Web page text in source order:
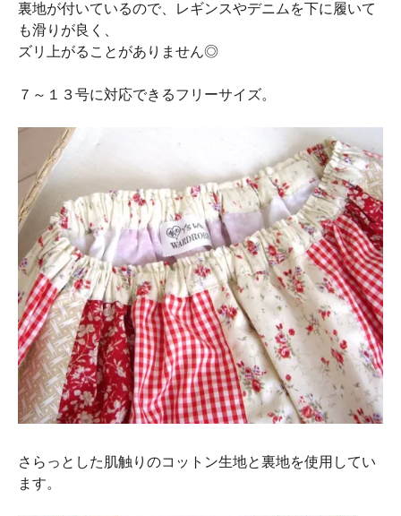
裏地が付いているので、レギンスやデニムを下に履いて
も滑りが良く、
ズリ上がることがありません◎
７～１３号に対応できるフリーサイズ。
さらっとした肌触りのコットン生地と裏地を使用してい
ます。